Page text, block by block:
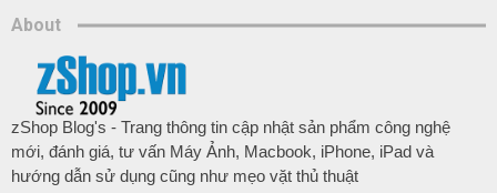
About
zShop Blog's - Trang thông tin cập nhật sản phẩm công nghệ
mới, đánh giá, tư vấn Máy Ảnh, Macbook, iPhone, iPad và
hướng dẫn sử dụng cũng như mẹo vặt thủ thuật